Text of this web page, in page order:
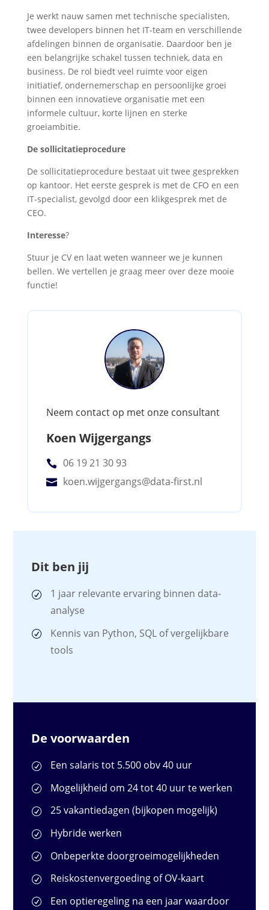
Je werkt nauw samen met technische specialisten,
twee developers binnen het IT-team en verschillende
afdelingen binnen de organisatie. Daardoor ben je
een belangrijke schakel tussen techniek, data en
business. De rol biedt veel ruimte voor eigen
initiatief, ondernemerschap en persoonlijke groei
binnen een innovatieve organisatie met een
informele cultuur, korte lijnen en sterke
groeiambitie.
De sollicitatieprocedure
De sollicitatieprocedure bestaat uit twee gesprekken
op kantoor. Het eerste gesprek is met de CFO en een
IT-specialist, gevolgd door een klikgesprek met de
CEO.
Interesse?
Stuur je CV en laat weten wanneer we je kunnen
bellen. We vertellen je graag meer over deze mooie
functie!
Neem contact op met onze consultant
Koen Wijgergangs
 06 19 21 30 93
 koen.wijgergangs@data-first.nl
Dit ben jij
1 jaar relevante ervaring binnen data-
analyse
Kennis van Python, SQL of vergelijkbare
tools
De voorwaarden
Een salaris tot 5.500 obv 40 uur
Mogelijkheid om 24 tot 40 uur te werken
25 vakantiedagen (bijkopen mogelijk)
Hybride werken
Onbeperkte doorgroeimogelijkheden
Reiskostenvergoeding of OV-kaart
Een optieregeling na een jaar waardoor